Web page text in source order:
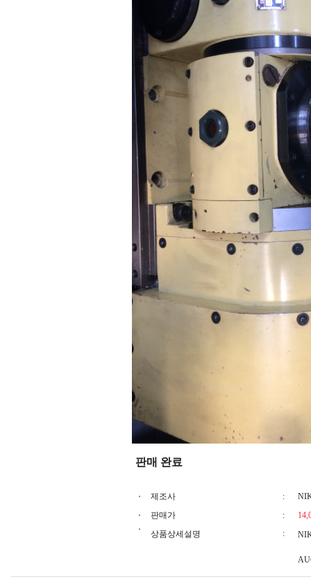
판매 완료
제조사 :
판매가
:
상품상세설명
: